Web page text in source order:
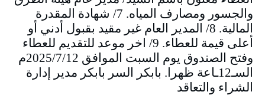
والجسور ومصارف المياه. 7/ شهادة المقدرة
المالية. 8/ المدير العام غير مقيد بقبول أدني أو
أعلى قيمة للعطاء. 9/ اخر موعد للتقديم للعطاء
وفتح الصندوق يوم السبت الموافق 2025/7/12م
السـ12ـاعة ظهرا. بابكر السر بابكر مدير إدارة
الشراء والتعاقد